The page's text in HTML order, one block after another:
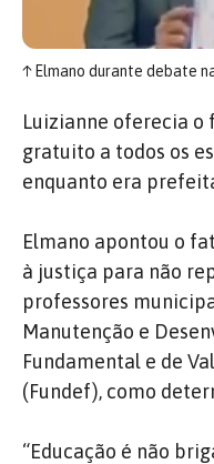
↑Elmano durante debate
Luizianne oferecia
gratuito a todos os
enquanto era
Elmano apontou o
à justiça para não
professores
Manutenção e
Fundamental e de
(Fundef), como
“Educação é não